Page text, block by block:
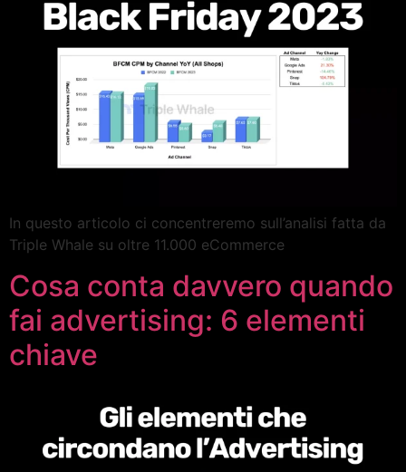
In questo articolo ci concentreremo sull’analisi fatta da
Triple Whale su oltre 11.000 eCommerce
Cosa conta davvero quando
fai advertising: 6 elementi
chiave